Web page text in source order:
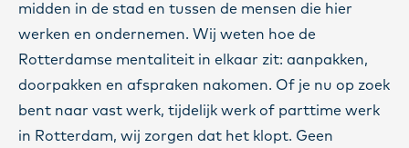
midden in de stad en tussen de mensen die hier
werken en ondernemen. Wij weten hoe de
Rotterdamse mentaliteit in elkaar zit: aanpakken,
doorpakken en afspraken nakomen. Of je nu op zoek
bent naar vast werk, tijdelijk werk of parttime werk
in Rotterdam, wij zorgen dat het klopt. Geen